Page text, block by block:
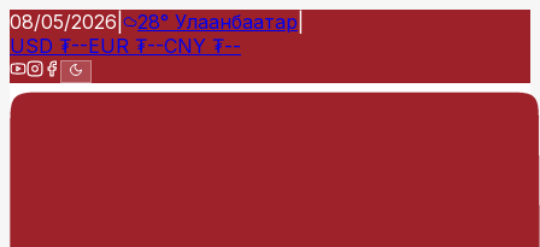
08/05/2026 28° Улаанбаатар
USD ₮--EUR ₮--CNY ₮--